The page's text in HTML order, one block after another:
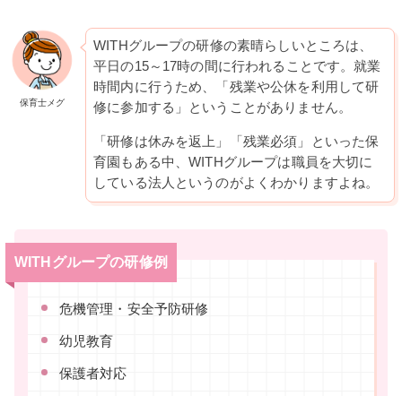
保育士メグ
WITHグループの研修の素晴らしいところは、
平日の15～17時の間に行われることです。就業
時間内に行うため、「残業や公休を利用して研
修に参加する」ということがありません。
「研修は休みを返上」「残業必須」といった保
育園もある中、WITHグループは職員を大切に
している法人というのがよくわかりますよね。
WITHグループの研修例
危機管理・安全予防研修
幼児教育
保護者対応